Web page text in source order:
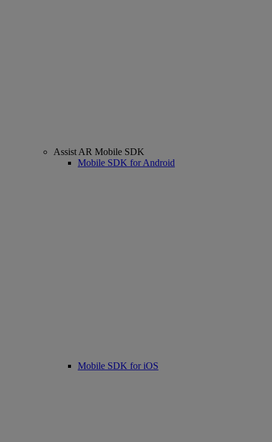
Assist AR Mobile SDK
Mobile SDK for Android
Mobile SDK for iOS